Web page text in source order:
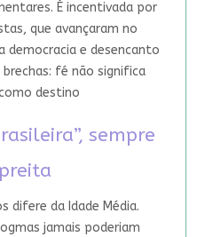
É incentivada por
que avançaram no
democracia e desencanto
fé não significa
destino
sempre
difere da Idade Média.
jamais poderiam